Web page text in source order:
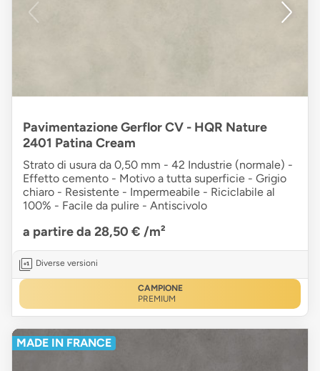
Pavimentazione Gerflor CV - HQR Nature
2401 Patina Cream
Strato di usura da 0,50 mm - 42 Industrie (normale) -
Effetto cemento - Motivo a tutta superficie - Grigio
chiaro - Resistente - Impermeabile - Riciclabile al
100% - Facile da pulire - Antiscivolo
a partire da 28,50 € /m²
Diverse versioni
CAMPIONE
PREMIUM
MADE IN FRANCE